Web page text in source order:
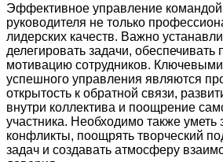
Эффективное управление командой
руководителя не только
лидерских качеств. Важно
делегировать задачи, обеспечивать
мотивацию сотрудников.
успешного управления являются
открытость к обратной связи,
внутри коллектива и поощрение
участника. Необходимо также
конфликты, поощрять творческий
задач и создавать атмосферу